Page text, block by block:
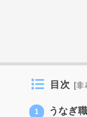
目次 [非
1 うなぎ